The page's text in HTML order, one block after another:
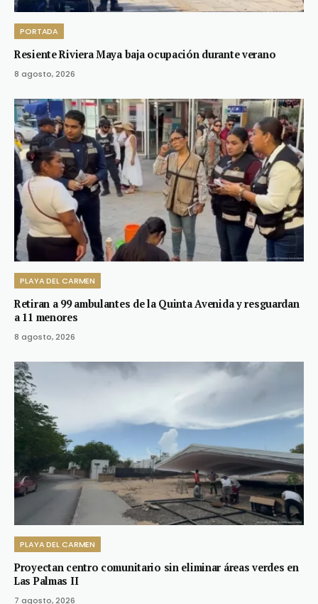
PORTADA
Resiente Riviera Maya baja ocupación durante verano
8 agosto, 2026
PLAYA DEL CARMEN
Retiran a 99 ambulantes de la Quinta Avenida y resguardan
a 11 menores
8 agosto, 2026
PLAYA DEL CARMEN
Proyectan centro comunitario sin eliminar áreas verdes en
Las Palmas II
7 agosto, 2026